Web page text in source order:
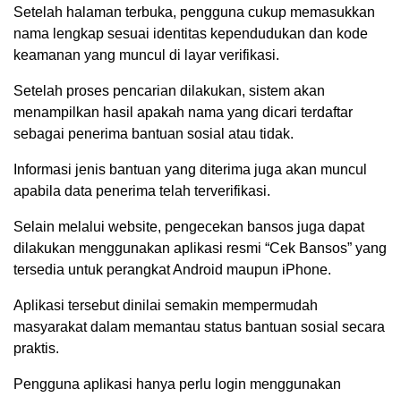
Setelah halaman terbuka, pengguna cukup memasukkan
nama lengkap sesuai identitas kependudukan dan kode
keamanan yang muncul di layar verifikasi.
Setelah proses pencarian dilakukan, sistem akan
menampilkan hasil apakah nama yang dicari terdaftar
sebagai penerima bantuan sosial atau tidak.
Informasi jenis bantuan yang diterima juga akan muncul
apabila data penerima telah terverifikasi.
Selain melalui website, pengecekan bansos juga dapat
dilakukan menggunakan aplikasi resmi “Cek Bansos” yang
tersedia untuk perangkat Android maupun iPhone.
Aplikasi tersebut dinilai semakin mempermudah
masyarakat dalam memantau status bantuan sosial secara
praktis.
Pengguna aplikasi hanya perlu login menggunakan